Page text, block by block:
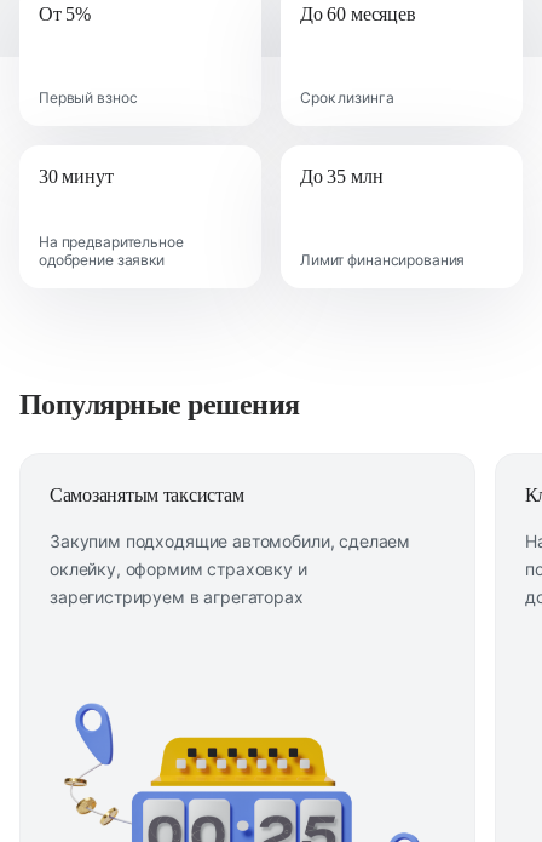
От 5%
Первый взнос
До 60 месяцев
Срок лизинга
30 минут
На предварительное
одобрение заявки
До 35 млн
Лимит финансирования
Популярные решения
Самозанятым таксистам
Закупим подходящие автомобили, сделаем
оклейку, оформим страховку и
зарегистрируем в агрегаторах